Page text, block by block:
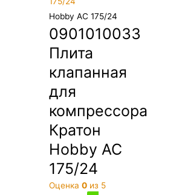
Hobby AC 175/24
0901010033
Плита
клапанная
для
компрессора
Кратон
Hobby AC
175/24
Оценка0 из 5